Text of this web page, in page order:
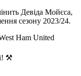
Девіда Мойєса,
сезону 2023/24.
Ham United
⚒️